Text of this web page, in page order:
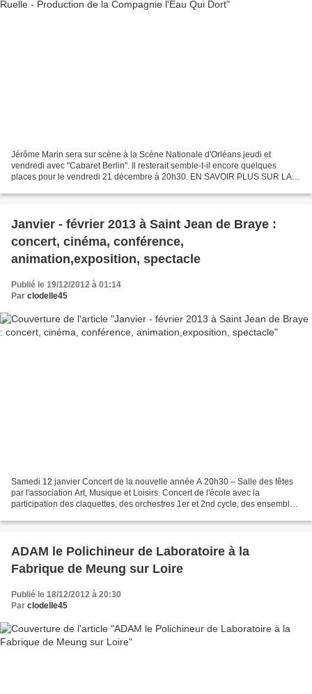
Jérôme Marin sera sur scène à la Scène Nationale d'Orléans jeudi et
vendredi avec "Cabaret Berlin". Il resterait semble-t-il encore quelques
places pour le vendredi 21 décembre à 20h30. EN SAVOIR PLUS SUR LA
Janvier - février 2013 à Saint Jean de Braye :
concert, cinéma, conférence,
animation,exposition, spectacle
Publié le 19/12/2012 à 01:14
Par clodelle45
Samedi 12 janvier Concert de la nouvelle année A 20h30 – Salle des fêtes
par l'association Art, Musique et Loisirs. Concert de l'école avec la
participation des claquettes, des orchestres 1er et 2nd cycle, des ensembles
ADAM le Polichineur de Laboratoire à la
Fabrique de Meung sur Loire
Publié le 18/12/2012 à 20:30
Par clodelle45